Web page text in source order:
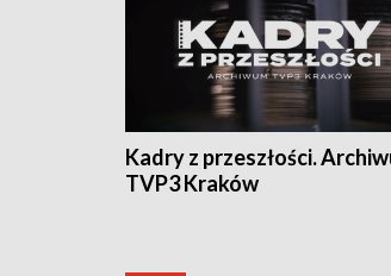
Kadry z przeszłości.
TVP3 Kraków